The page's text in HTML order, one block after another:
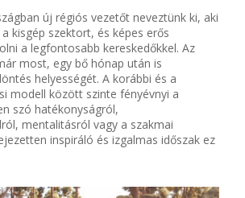
új régiós vezetőt neveztünk ki, aki
kisgép szektort, és képes erős
a legfontosabb kereskedőkkel. Az
most, egy bő hónap után is
helyességét. A korábbi és a
modell között szinte fényévnyi a
szó hatékonyságról,
mentalitásról vagy a szakmai
inspiráló és izgalmas időszak ez